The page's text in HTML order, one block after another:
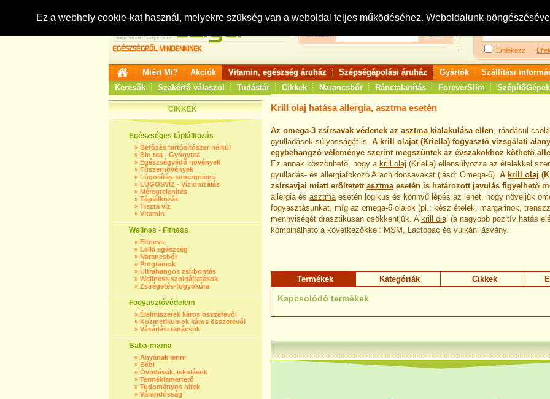
Ez a webhely cookie-kat használ, melyekre szükség van a weboldal teljes működéséhez. Weboldalunk
Keresés:
Bejelentkezés:
Emlékezz
Miért Mi? Akciók Vitamin, egészség áruház Szépségápolási áruház Gyártók
Szállítási
Keresők
Szakértő válaszol Tudástár Cikkek Narancsbőr Ránctalanítás ForeverSlim SzépítőGépek
CIKKEK
Egészséges táplálkozás
» Befőzés tartósítószer nélkül
» Bio tea - Gyógytea
» Egészségvédő növények
» Fűszernövények
» Lúgosítás-supergreens
» LÚGOSVÍZ - Vízionizálás
» Méregtelenítés
» Táplálkozás
» Tiszta víz
» Vitamin
Wellnes - Fitness
» Fitness
» Lelki egészség
» Narancsbőr
» Programok
» Ultrahangos zsírbontás
» Wellness szolgáltatások
» Zsírégetés-fogyókúra
Fogyasztóvédelem
» Élelmiszerek káros összetevői
» Kozmetikumok káros összetevői
» Vásárlási tanácsok
Baba-mama
» Anyának lenni
» Bébi
» Óvodások, iskolások
» Termékismertető
» Tudományos hírek
» Várandósság
Krill olaj hatása allergia, asztma esetén
Az omega-3 zsírsavak védenek az asztmakialakulása ellen, ráadásul
gyulladások súlyosságát is. A krill olajat (Kriella) fogyasztó vizsgálati
egybehangzó véleménye szerint megszűntek az évszakokhoz köthető
Ez annak köszönhető, hogy a krill olaj (Kriella) ellensúlyozza az ételekkel
gyulladás- és allergiafokozó Arachidonsavakat (lásd: Omega-6). A krill olaj
zsírsavjai miatt erőltetett asztmaesetén is határozott javulás figyelhető
allergia és asztmaesetén logikus és könnyű lépés az lehet, hogy növeljük
fogyasztásunkat, míg az omega-6 olajok (pl.: kész ételek, margarinok,
mennyiségét drasztikusan csökkentjük. A krill olaj (a nagyobb pozitív hatás
kombinálható a következőkkel: MSM, Lactobac és vulkáni ásvány.
Termékek Kategóriák Cikkek
Kapcsolódó termékek